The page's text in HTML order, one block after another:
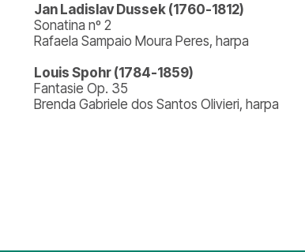
Jan Ladislav Dussek (1760-1812)
Sonatina nº 2
Rafaela Sampaio Moura Peres, harpa
Louis Spohr (1784-1859)
Fantasie Op. 35
Brenda Gabriele dos Santos Olivieri, harpa